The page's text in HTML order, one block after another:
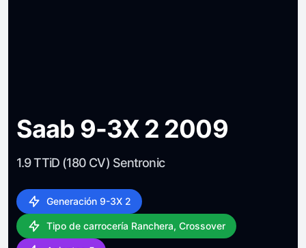
Saab 9-3X 2 2009
1.9 TTiD (180 CV) Sentronic
Generación 9-3X 2
Tipo de carrocería Ranchera, Crossover